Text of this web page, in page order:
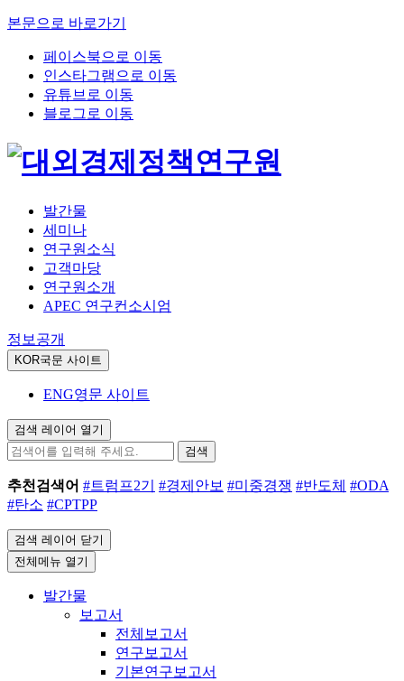
본문으로 바로가기
페이스북으로 이동
인스타그램으로 이동
유튜브로 이동
블로그로 이동
발간물
세미나
연구원소식
고객마당
연구원소개
APEC 연구컨소시엄
정보공개
KOR국문 사이트
ENG영문 사이트
검색 레이어 열기
검색
추천검색어 #트럼프2기 #경제안보 #미중경쟁 #반도체 #ODA
#탄소 #CPTPP
검색 레이어 닫기
전체메뉴 열기
발간물
보고서
전체보고서
연구보고서
기본연구보고서